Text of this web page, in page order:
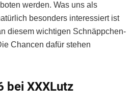
werden. Was uns als
besonders interessiert ist
diesem wichtigen Schnäppchen-
Chancen dafür stehen
bei XXXLutz